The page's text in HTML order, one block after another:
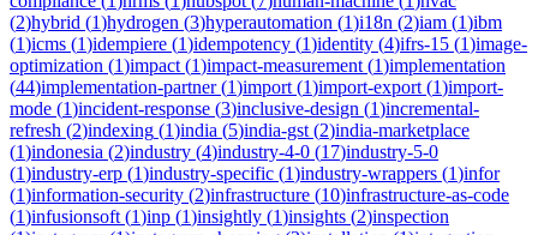
(2)hybrid (1)hydrogen (3)hyperautomation (1)i18n (2)iam (1)ibm
(1)icms (1)idempiere (1)idempotency (1)identity (4)ifrs-15 (1)image-
optimization (1)impact (1)impact-measurement (1)implementation
(44)implementation-partner(1)import (1)import-export (1)import-
mode (1)incident-response (3)inclusive-design (1)incremental-
refresh (2)indexing (1)india (5)india-gst (2)india-marketplace
(1)indonesia (2)industry (4)industry-4-0 (17)industry-5-0
(1)industry-erp (1)industry-specific (1)industry-wrappers (1)infor
(1)information-security (2)infrastructure (10)infrastructure-as-code
(1)infusionsoft (1)inp (1)insightly (1)insights (2)inspection